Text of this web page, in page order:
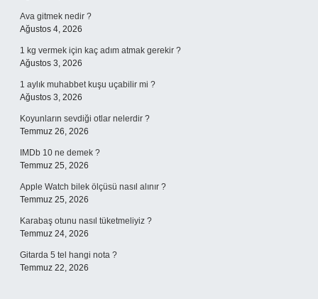
Ava gitmek nedir ?
Ağustos 4, 2026
1 kg vermek için kaç adım atmak gerekir ?
Ağustos 3, 2026
1 aylık muhabbet kuşu uçabilir mi ?
Ağustos 3, 2026
Koyunların sevdiği otlar nelerdir ?
Temmuz 26, 2026
IMDb 10 ne demek ?
Temmuz 25, 2026
Apple Watch bilek ölçüsü nasıl alınır ?
Temmuz 25, 2026
Karabaş otunu nasıl tüketmeliyiz ?
Temmuz 24, 2026
Gitarda 5 tel hangi nota ?
Temmuz 22, 2026